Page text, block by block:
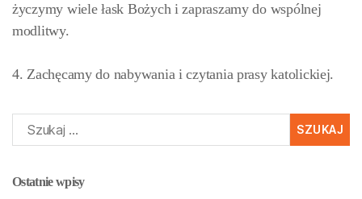
życzymy wiele łask Bożych i zapraszamy do wspólnej
modlitwy.
4. Zachęcamy do nabywania i czytania prasy katolickiej.
Szukaj:
Ostatnie wpisy